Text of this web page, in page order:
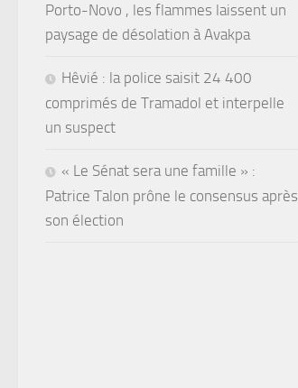
Porto-Novo , les flammes laissent un
paysage de désolation à Avakpa
Hêvié : la police saisit 24 400
comprimés de Tramadol et interpelle
un suspect
« Le Sénat sera une famille » :
Patrice Talon prône le consensus après
son élection